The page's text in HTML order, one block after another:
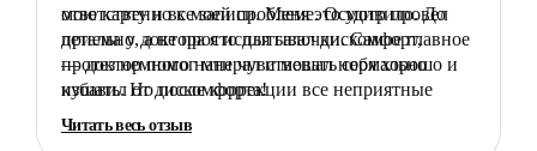
мою карту и все записи. Меня это удивило. До
приема у доктора я испытывал дискомфорт,
протез немного натирал и мешал нормально
кушать. Но после коррекции все неприятные
ощущения прошли! Доктор сказал, что если
коррекция понадобится еще — я смогу смело
ответственно к моей проблеме. Осмотр провел
детально, а не просто для галочки. Самое главное
— доктор помог мне чувствовать себя хорошо и
избавил от дискомфорта!
Читать весь отзыв